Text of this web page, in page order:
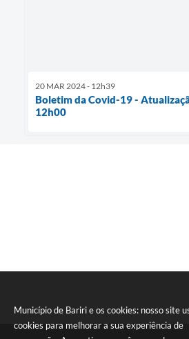
Município de Bariri e os cookies: nosso site
cookies para melhorar a sua experiência de
20 MAR 2024 - 12h39
Boletim da Covid-19 -
12h00